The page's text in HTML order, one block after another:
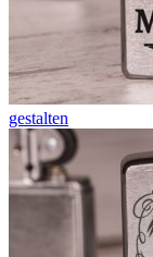
gestalten